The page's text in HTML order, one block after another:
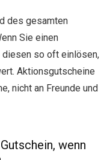
des gesamten
Sie einen
diesen so oft einlösen,
Aktionsgutscheine
nicht an Freunde und
wenn